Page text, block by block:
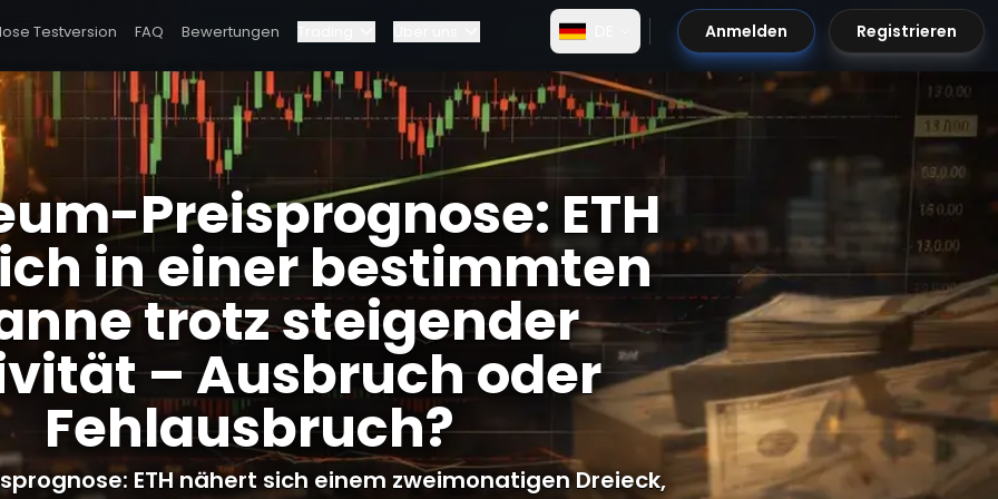
Testversion FAQ Bewertungen
Blog
Elite-Programm
Dashboard
Warum Bybit?
Preise
Partnerschaften
Anmelden Registrieren
Spanne trotz steigender Aktivität – Ausbruch oder Fehlausbruch?
Preisprognose: ETH
in einer bestimmten
trotz steigender
– Ausbruch oder
Fehlausbruch?
ETH nähert sich einem zweimonatigen Dreieck,